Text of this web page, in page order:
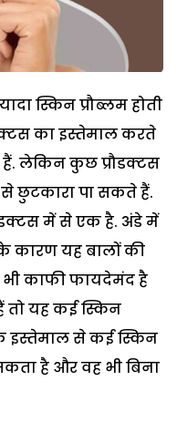
स्किन प्रौब्लम होती
का इस्तेमाल करते
लेकिन कुछ प्रौडक्टस
से छुटकारा पा सकते हैं.
में से एक है. अंडे में
के कारण यह बालों की
काफी फायदेमंद है
यह कई स्किन
इस्तेमाल से कई स्किन
है और वह भी बिना